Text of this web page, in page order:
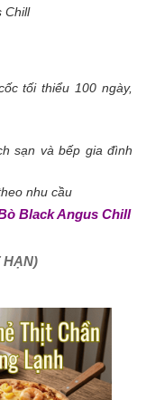
Chill
tối thiểu 100 ngày,
sạn và bếp gia đình
nhu cầu
Black Angus Chill
HẠN)